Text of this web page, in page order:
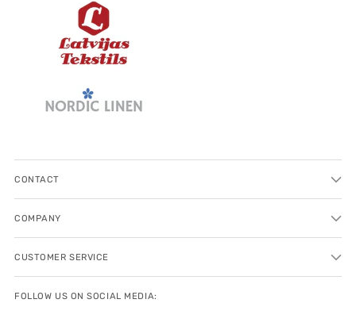
CONTACT
COMPANY
CUSTOMER SERVICE
FOLLOW US ON SOCIAL MEDIA: